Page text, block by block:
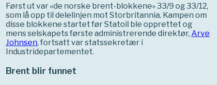
Først ut var «de norske brent-blokkene» 33/9 og 33/12,
som lå opp til delelinjen mot Storbritannia. Kampen om
disse blokkene startet før Statoil ble opprettet og
mens selskapets første administrerende direktør, Arve
Johnsen, fortsatt var statssekretær i
Industridepartementet.
Brent blir funnet